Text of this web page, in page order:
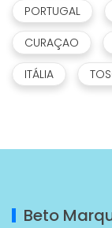
PORTUGAL
CURAÇAO
ITÁLIA
Beto